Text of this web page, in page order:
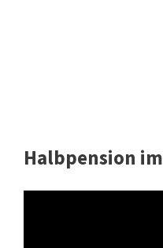
Halbpension